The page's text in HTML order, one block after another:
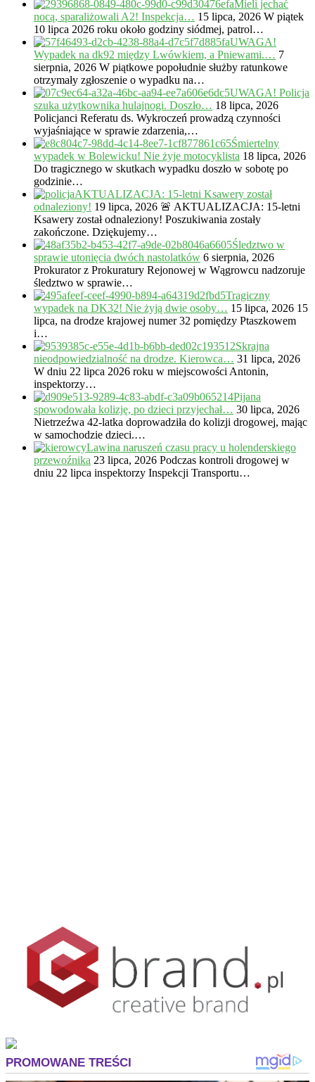
Mieli jechać
nocą, sparaliżowali A2! Inspekcja… 15 lipca, 2026 W piątek
10 lipca 2026 roku około godziny siódmej, patrol…
UWAGA!
Wypadek na dk92 między Lwówkiem, a Pniewami.… 7
sierpnia, 2026 W piątkowe popołudnie służby ratunkowe
otrzymały zgłoszenie o wypadku na…
UWAGA! Policja
szuka użytkownika hulajnogi. Doszło… 18 lipca, 2026
Policjanci Referatu ds. Wykroczeń prowadzą czynności
wyjaśniające w sprawie zdarzenia,…
Śmiertelny
wypadek w Bolewicku! Nie żyje motocyklista 18 lipca, 2026
Do tragicznego w skutkach wypadku doszło w sobotę po
godzinie…
AKTUALIZACJA: 15-letni Ksawery został
odnaleziony! 19 lipca, 2026 🚨 AKTUALIZACJA: 15-letni
Ksawery został odnaleziony! Poszukiwania zostały
zakończone. Dziękujemy…
Śledztwo w
sprawie utonięcia dwóch nastolatków 6 sierpnia, 2026
Prokurator z Prokuratury Rejonowej w Wągrowcu nadzoruje
śledztwo w sprawie…
Tragiczny
wypadek na DK32! Nie żyją dwie osoby… 15 lipca, 2026 15
lipca, na drodze krajowej numer 32 pomiędzy Ptaszkowem
i…
Skrajna
nieodpowiedzialność na drodze. Kierowca… 31 lipca, 2026
W dniu 22 lipca 2026 roku w miejscowości Antonin,
inspektorzy…
Pijana
spowodowała kolizję, po dzieci przyjechał… 30 lipca, 2026
Nietrzeźwa 42-latka doprowadziła do kolizji drogowej, mając
w samochodzie dzieci.…
Lawina naruszeń czasu pracy u holenderskiego
przewoźnika 23 lipca, 2026 Podczas kontroli drogowej w
dniu 22 lipca inspektorzy Inspekcji Transportu…